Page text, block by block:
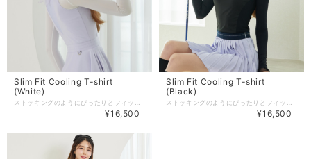
Slim Fit Cooling T-shirt
(White)
¥16,500
Slim Fit Cooling T-shirt
(Black)
¥16,500